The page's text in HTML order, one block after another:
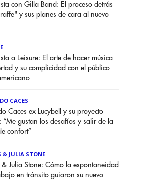
con Gilla Band: El proceso detrás
y sus planes de cara al nuevo
a Leisure: El arte de hacer música
y su complicidad con el público
CACES
Caces ex Lucybell y su proyecto
“Me gustan los desafíos y salir de la
confort”
& JULIA STONE
Julia Stone: Cómo la espontaneidad
en tránsito guiaron su nuevo